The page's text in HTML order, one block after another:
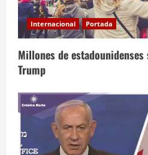
Internacional Portada
Millones de
Trump